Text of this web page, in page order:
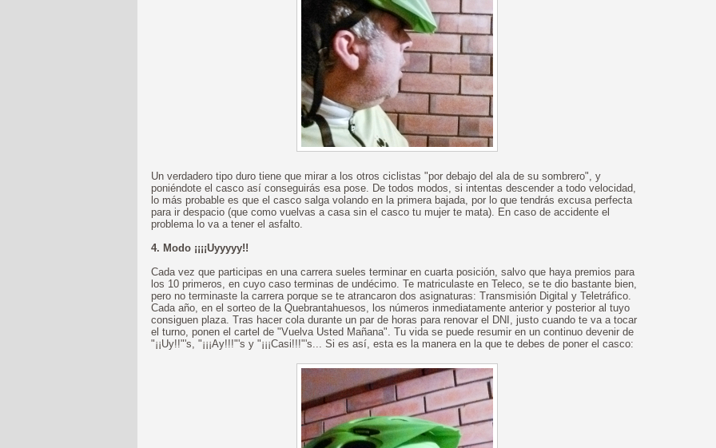
Un verdadero tipo duro tiene que mirar a los otros ciclistas "por debajo del ala de su sombrero", y
poniéndote el casco así conseguirás esa pose. De todos modos, si intentas descender a todo velocidad,
lo más probable es que el casco salga volando en la primera bajada, por lo que tendrás excusa perfecta
para ir despacio (que como vuelvas a casa sin el casco tu mujer te mata). En caso de accidente el
problema lo va a tener el asfalto.
4. Modo ¡¡¡¡Uyyyyy!!
Cada vez que participas en una carrera sueles terminar en cuarta posición, salvo que haya premios para
los 10 primeros, en cuyo caso terminas de undécimo. Te matriculaste en Teleco, se te dio bastante bien,
pero no terminaste la carrera porque se te atrancaron dos asignaturas: Transmisión Digital y Teletráfico.
Cada año, en el sorteo de la Quebrantahuesos, los números inmediatamente anterior y posterior al tuyo
consiguen plaza. Tras hacer cola durante un par de horas para renovar el DNI, justo cuando te va a tocar
el turno, ponen el cartel de "Vuelva Usted Mañana". Tu vida se puede resumir en un continuo devenir de
"¡¡Uy!!"'s, "¡¡¡Ay!!!"'s y "¡¡¡Casi!!!"'s... Si es así, esta es la manera en la que te debes de poner el casco: